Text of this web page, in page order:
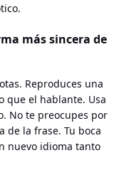
más sincera de
Reproduces una
que el hablante. Usa
No te preocupes por
de la frase. Tu boca
nuevo idioma tanto